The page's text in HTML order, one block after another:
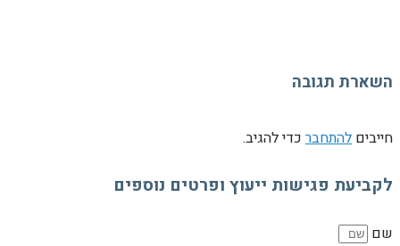
השארת תגובה
חייבים להתחבר כדי להגיב.
לקביעת פגישות ייעוץ ופרטים נוספים
שם